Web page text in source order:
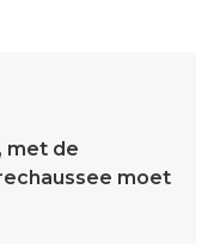
met de
moet